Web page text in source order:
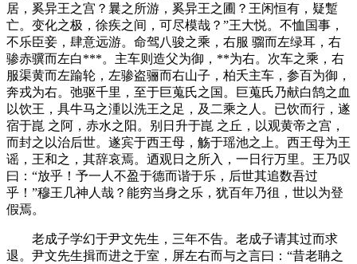
居，奚异王之宫？曩之所游，奚异王之圃？王闲恒有，疑蹔
亡。变化之极，徐疾之间，可尽模哉？”王大悦。不恤国事，
不乐臣妾，肆意远游。命驾八骏之乘，右服 骝而左绿耳，右
骖赤骥而左白***。主车则造父为御，**为右。次车之乘，右
服渠黄而左踰轮，左骖盗骊而右山子，柏夭主车，参百为御，
奔戎为右。弛驱千里，至于巨蒐氏之国。巨蒐氏乃献白鹄之血
以饮王，具牛马之湩以洗王之足，及二乘之人。已饮而行，遂
宿于崑 之阿，赤水之阳。别日升于崑 之丘，以观黄帝之宫，
而封之以治后世。遂宾于西王母，觞于瑶池之上。西王母为王
谣，王和之，其辞哀焉。迺观日之所入，一日行万里。王乃叹
曰：“放乎！予一人不盈于德而谐于乐，后世其追数吾过
乎！”穆王几神人哉？能穷当身之乐，犹百年乃徂，世以为登
假焉。
老成子学幻于尹文先生，三年不告。老成子请其过而求
退。尹文先生揖而进之于室，屏左右而与之言曰：“昔老聃之